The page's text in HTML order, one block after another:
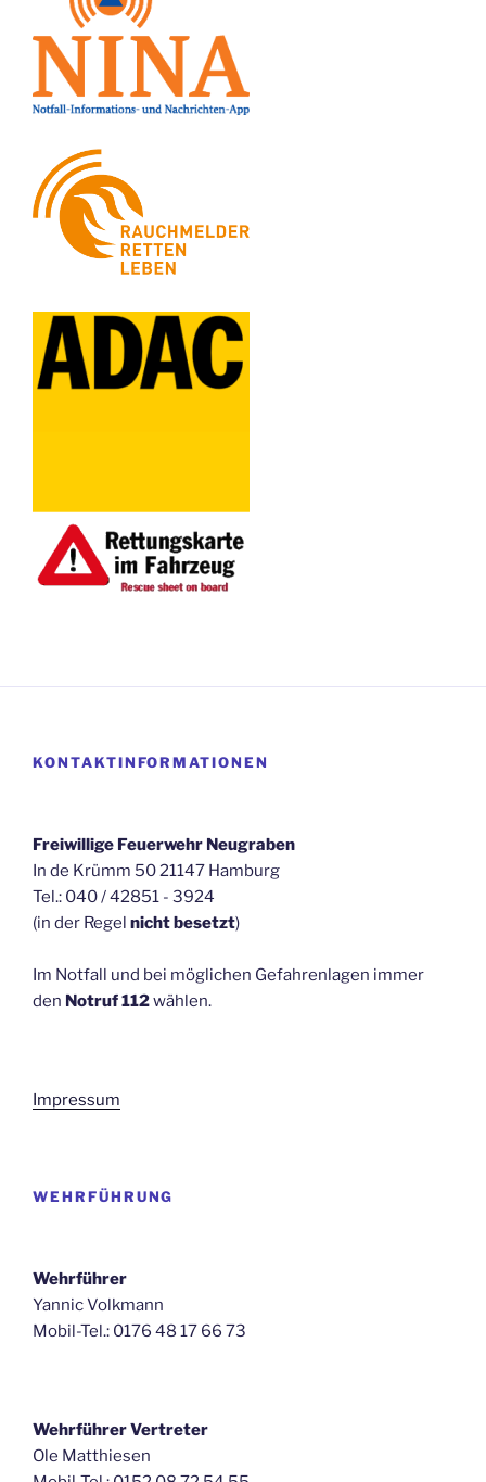
KONTAKTINFORMATIONEN
Freiwillige Feuerwehr Neugraben
In de Krümm 50 21147 Hamburg
Tel.: 040 / 42851 - 3924
(in der Regel nicht besetzt)
Im Notfall und bei möglichen Gefahrenlagen immer
den Notruf 112wählen.
Impressum
WEHRFÜHRUNG
Wehrführer
Yannic Volkmann
Mobil-Tel.: 0176 48 17 66 73
Wehrführer Vertreter
Ole Matthiesen